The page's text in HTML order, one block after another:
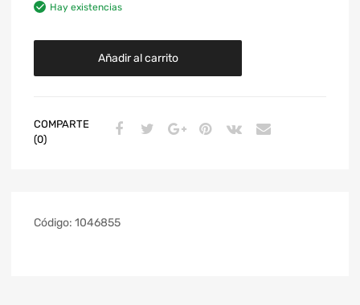
Hay existencias
Añadir al carrito
COMPARTE
(0)
Código: 1046855